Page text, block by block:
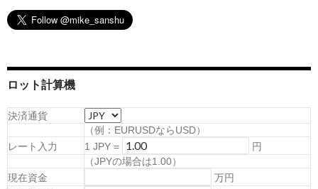
ロット計算機
決済通貨
（例：EURUSDならUSD）
レート入力
1 JPY =
円
（JPYの場合は1.00）
現在資金
万円